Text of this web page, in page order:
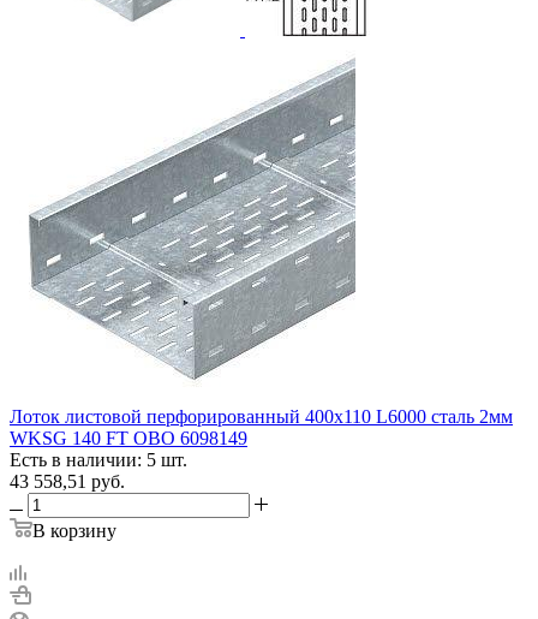
Лоток листовой перфорированный 400х110 L6000 сталь 2мм
WKSG 140 FT OBO 6098149
Есть в наличии: 5 шт.
43 558,51 руб.
В корзину